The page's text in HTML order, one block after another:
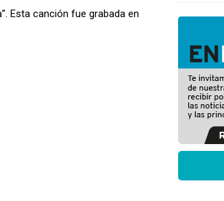
Esta canción fue grabada en